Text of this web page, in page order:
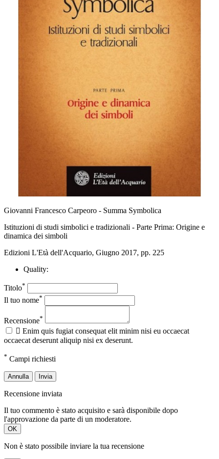
Giovanni Francesco Carpeoro - Summa Symbolica
Istituzioni di studi simbolici e tradizionali - Parte Prima: Origine e
dinamica dei simboli
Edizioni L'Età dell'Acquario, Giugno 2017, pp. 225
Quality:
Titolo*
Il tuo nome*
Recensione*
 Enim quis fugiat consequat elit minim nisi eu occaecat
occaecat deserunt aliquip nisi ex deserunt.
* Campi richiesti
Annulla Invia
Recensione inviata
Il tuo commento è stato acquisito e sarà disponibile dopo
l'approvazione da parte di un moderatore.
OK
Non è stato possibile inviare la tua recensione